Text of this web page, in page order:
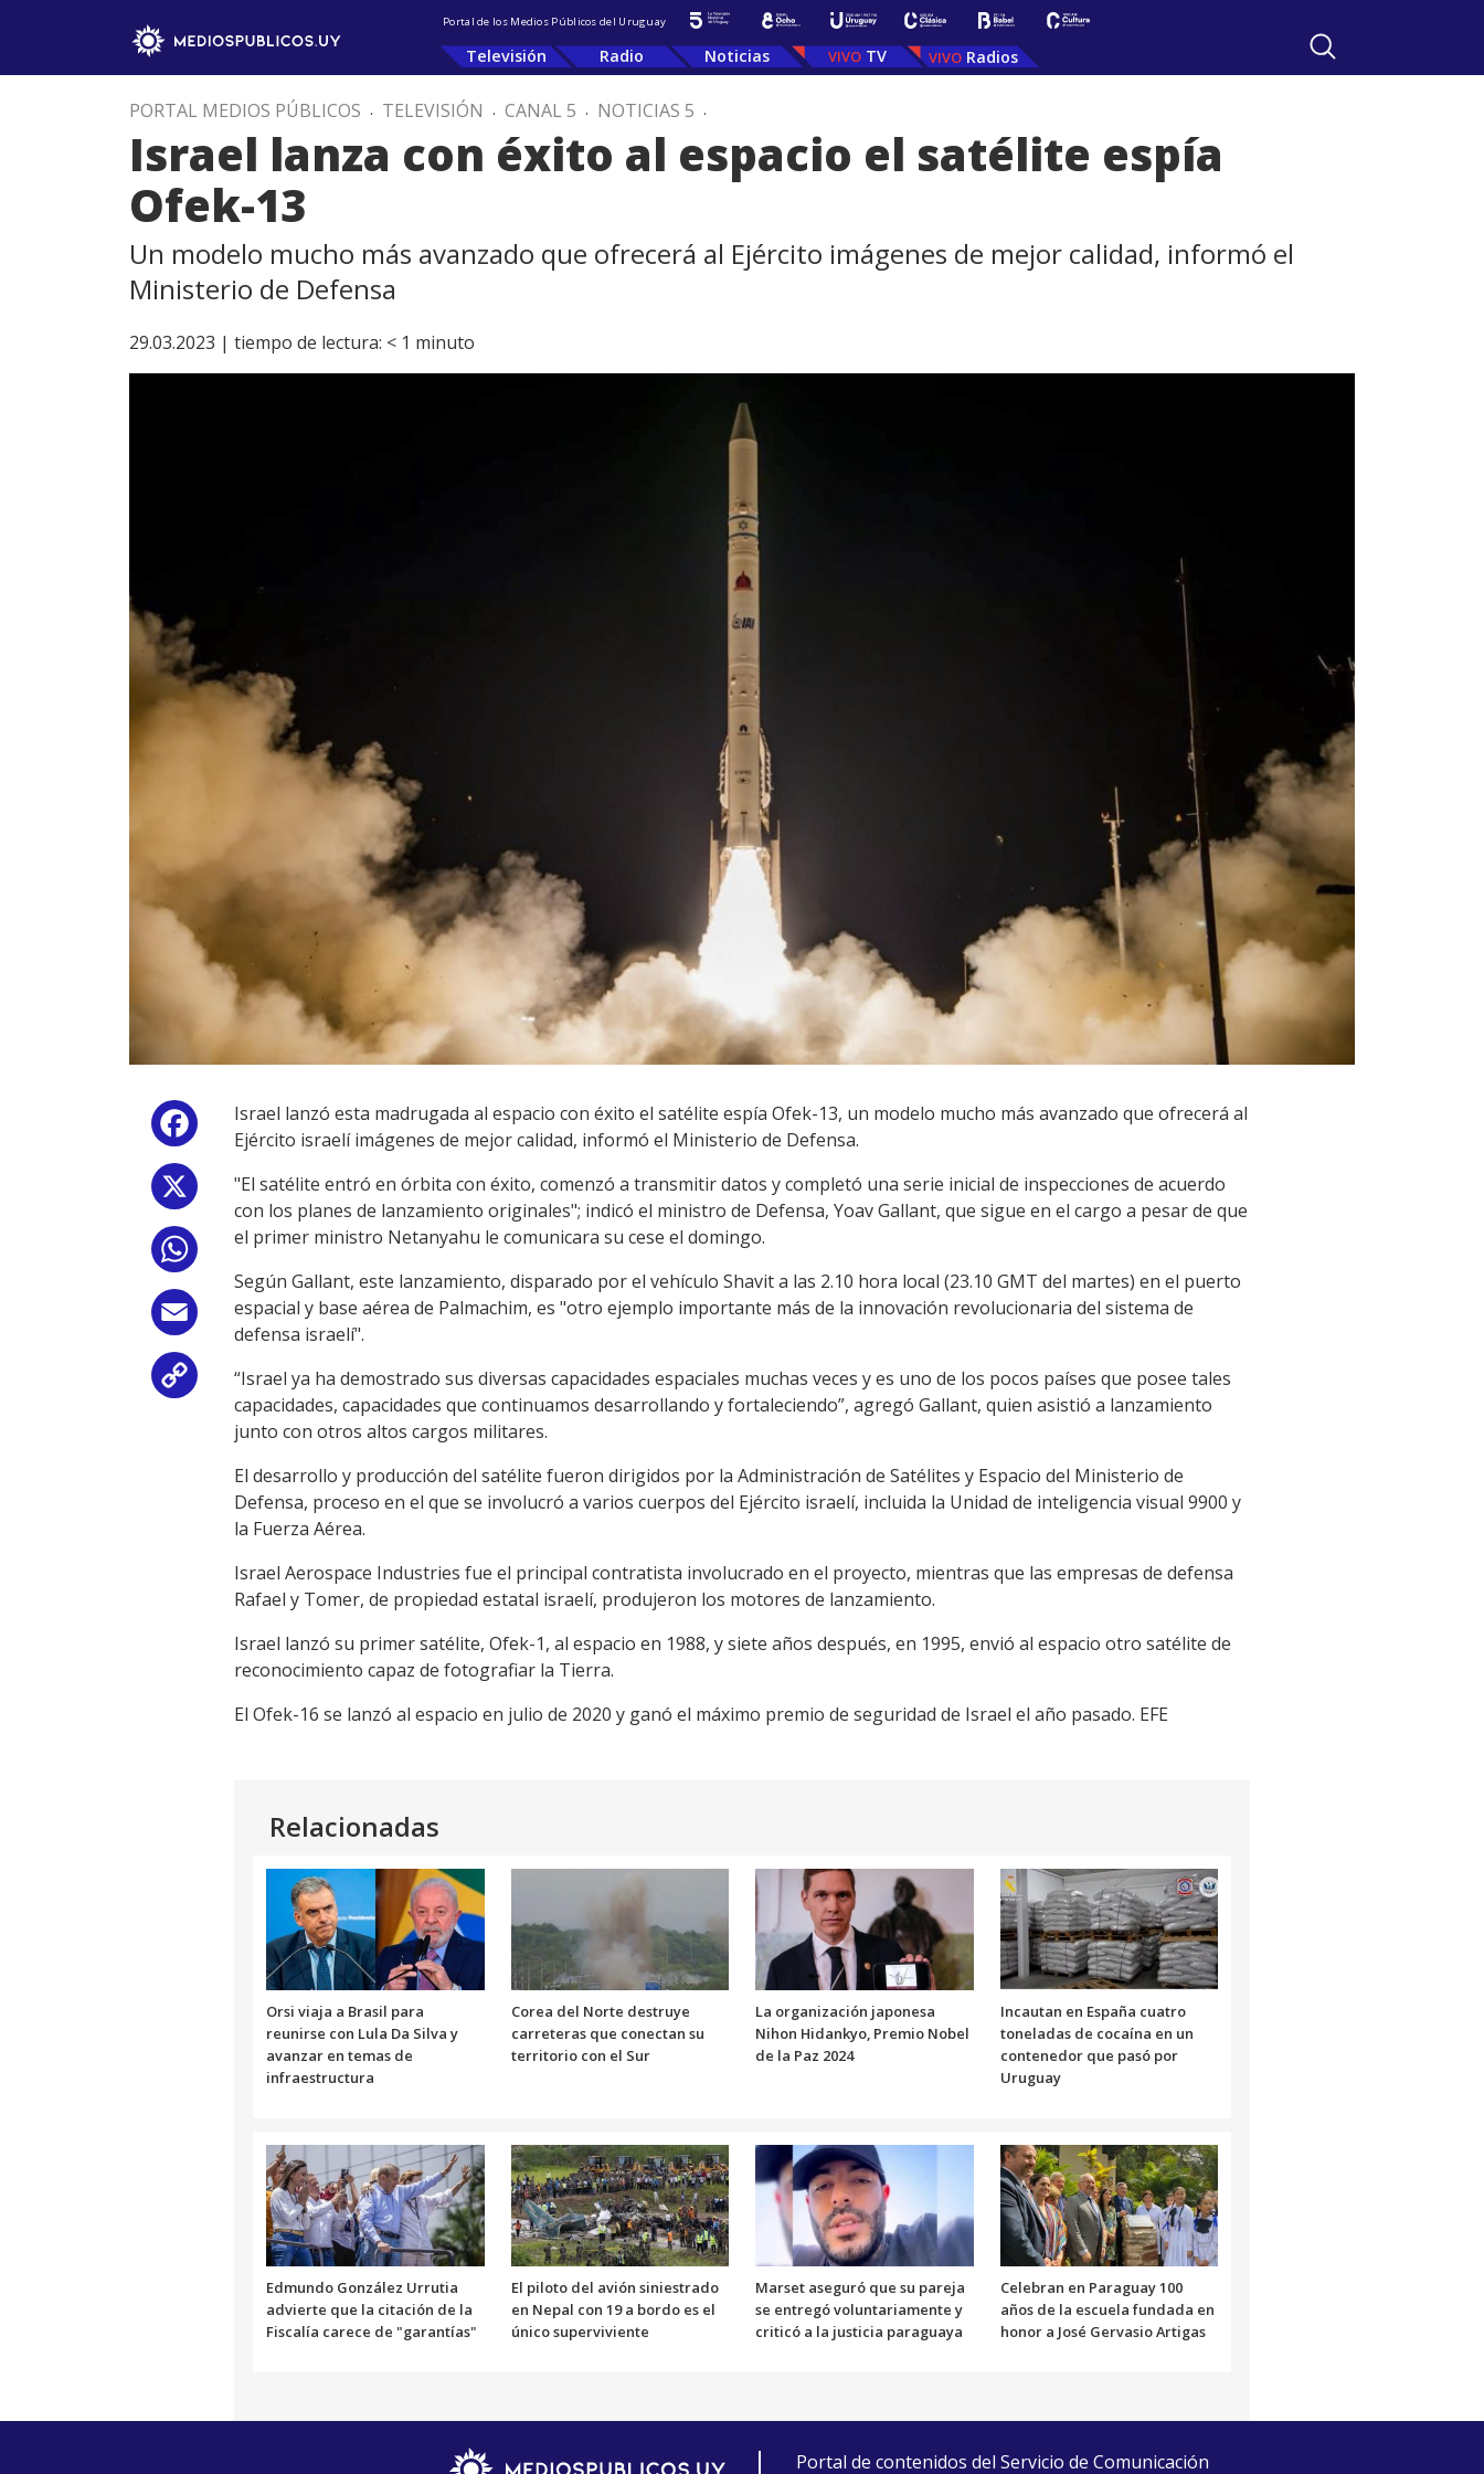
Portal de los Medios Públicos del Uruguay
Televisión Radio Noticias TV Radios
PORTAL MEDIOS PÚBLICOS . TELEVISIÓN . CANAL 5 . NOTICIAS 5 .
Israel lanza con éxito al espacio el satélite espía
Ofek-13
Un modelo mucho más avanzado que ofrecerá al Ejército imágenes de mejor calidad, informó el
Ministerio de Defensa
29.03.2023 | tiempo de lectura: < 1 minuto
Facebook
WhatsApp
Email
Copy
Link
Israel lanzó esta madrugada al espacio con éxito el satélite espía Ofek-13, un modelo mucho más avanzado que ofrecerá al
Ejército israelí imágenes de mejor calidad, informó el Ministerio de Defensa.
"El satélite entró en órbita con éxito, comenzó a transmitir datos y completó una serie inicial de inspecciones de acuerdo
con los planes de lanzamiento originales"; indicó el ministro de Defensa, Yoav Gallant, que sigue en el cargo a pesar de que
el primer ministro Netanyahu le comunicara su cese el domingo.
Según Gallant, este lanzamiento, disparado por el vehículo Shavit a las 2.10 hora local (23.10 GMT del martes) en el puerto
espacial y base aérea de Palmachim, es "otro ejemplo importante más de la innovación revolucionaria del sistema de
defensa israelí".
“Israel ya ha demostrado sus diversas capacidades espaciales muchas veces y es uno de los pocos países que posee tales
capacidades, capacidades que continuamos desarrollando y fortaleciendo”, agregó Gallant, quien asistió a lanzamiento
junto con otros altos cargos militares.
El desarrollo y producción del satélite fueron dirigidos por la Administración de Satélites y Espacio del Ministerio de
Defensa, proceso en el que se involucró a varios cuerpos del Ejército israelí, incluida la Unidad de inteligencia visual 9900 y
la Fuerza Aérea.
Israel Aerospace Industries fue el principal contratista involucrado en el proyecto, mientras que las empresas de defensa
Rafael y Tomer, de propiedad estatal israelí, produjeron los motores de lanzamiento.
Israel lanzó su primer satélite, Ofek-1, al espacio en 1988, y siete años después, en 1995, envió al espacio otro satélite de
reconocimiento capaz de fotografiar la Tierra.
El Ofek-16 se lanzó al espacio en julio de 2020 y ganó el máximo premio de seguridad de Israel el año pasado. EFE
Relacionadas
Orsi viaja a Brasil para
reunirse con Lula Da Silva y
avanzar en temas de
infraestructura
Corea del Norte destruye
carreteras que conectan su
territorio con el Sur
La organización japonesa
Nihon Hidankyo, Premio Nobel
de la Paz 2024
Incautan en España cuatro
toneladas de cocaína en un
contenedor que pasó por
Uruguay
Edmundo González Urrutia
advierte que la citación de la
Fiscalía carece de "garantías"
El piloto del avión siniestrado
en Nepal con 19 a bordo es el
único superviviente
Marset aseguró que su pareja
se entregó voluntariamente y
criticó a la justicia paraguaya
Celebran en Paraguay 100
años de la escuela fundada en
honor a José Gervasio Artigas
Portal de contenidos del Servicio de Comunicación